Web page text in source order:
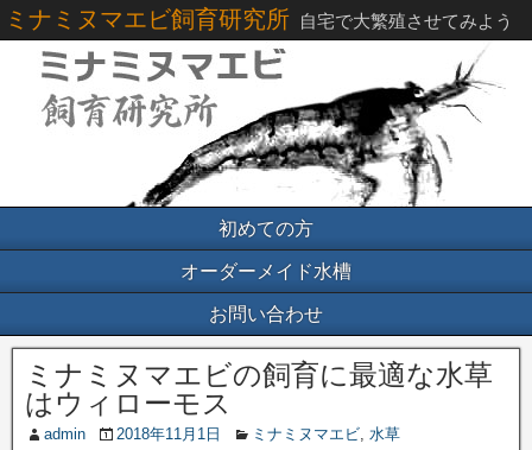
ミナミヌマエビ飼育研究所 自宅で大繁殖させてみよう
初めての方
オーダーメイド水槽
お問い合わせ
ミナミヌマエビの飼育に最適な水草
はウィローモス
admin 2018年11月1日 ミナミヌマエビ, 水草